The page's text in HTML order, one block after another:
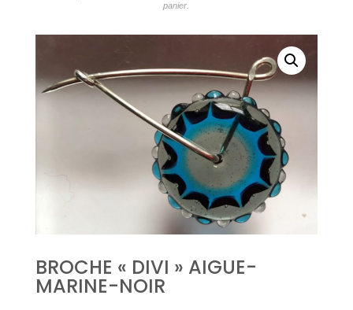
panier.
BROCHE « DIVI » AIGUE-
MARINE-NOIR